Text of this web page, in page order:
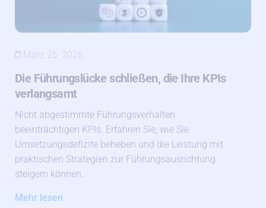
März 25, 2026
Die Führungslücke schließen, die Ihre KPIs
verlangsamt
Nicht abgestimmte Führungsverhalten
beeinträchtigen KPIs. Erfahren Sie, wie Sie
Umsetzungsdefizite beheben und die Leistung mit
praktischen Strategien zur Führungsausrichtung
steigern können.
Mehr lesen